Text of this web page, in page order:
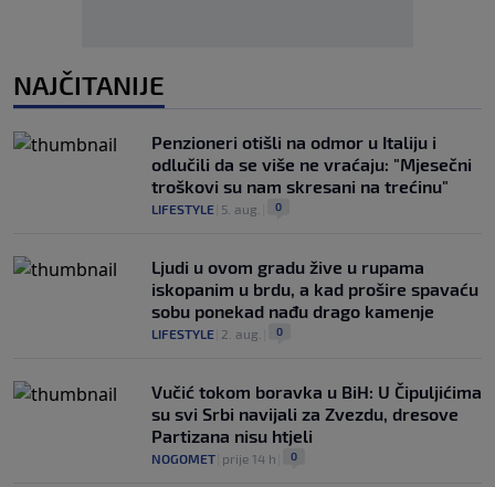
NAJČITANIJE
Penzioneri otišli na odmor u Italiju i
odlučili da se više ne vraćaju: "Mjesečni
troškovi su nam skresani na trećinu"
LIFESTYLE 5. aug. 0
Ljudi u ovom gradu žive u rupama
iskopanim u brdu, a kad prošire spavaću
sobu ponekad nađu drago kamenje
LIFESTYLE 2. aug. 0
Vučić tokom boravka u BiH: U Čipuljićima
su svi Srbi navijali za Zvezdu, dresove
Partizana nisu htjeli
NOGOMET prije 14 h 0